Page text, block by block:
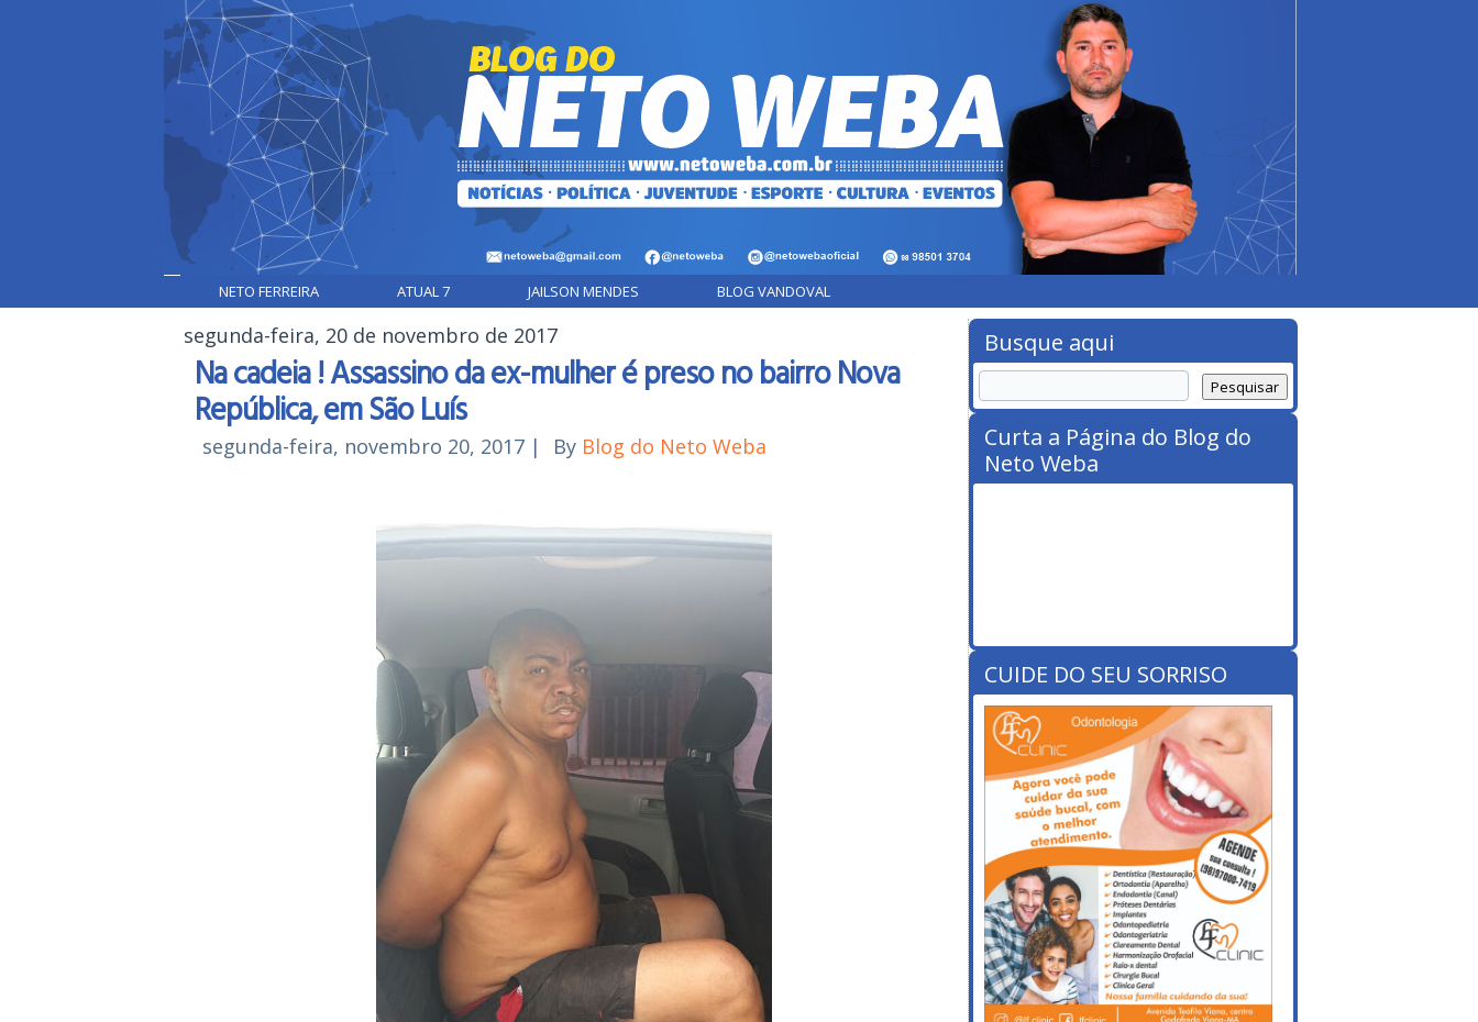
NETO FERREIRA ATUAL 7 JAILSON MENDES BLOG VANDOVAL
segunda-feira, 20 de novembro de 2017
Na cadeia ! Assassino da ex-mulher é preso no bairro Nova
República, em São Luís
segunda-feira, novembro 20, 2017 | By Blog do Neto Weba
Busque aqui
Curta a Página do Blog do
Neto Weba
CUIDE DO SEU SORRISO